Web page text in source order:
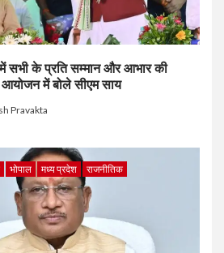
सभी के प्रति सम्मान और आभार की
आयोजन में बोले सीएम साय
Pravakta
भोपाल मध्य प्रदेश
राजनीतिक